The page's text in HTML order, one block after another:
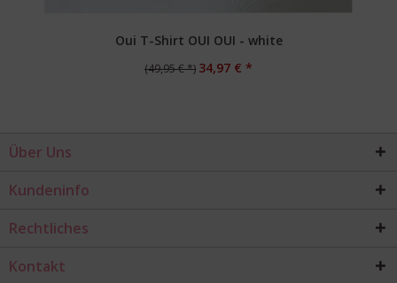
Oui T-Shirt OUI OUI - white
(49,95 € *) 34,97 € *
Über Uns
Kundeninfo
Rechtliches
Kontakt